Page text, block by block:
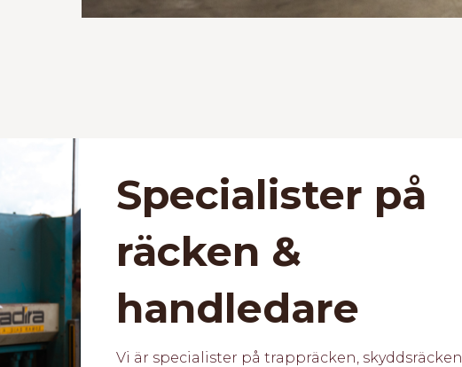
Specialister på
räcken &
handledare
Vi är specialister på trappräcken, skyddsräcken,